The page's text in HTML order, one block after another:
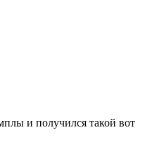
и получился такой вот